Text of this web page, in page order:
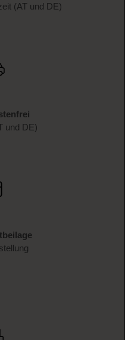
(AT und DE)
und DE)